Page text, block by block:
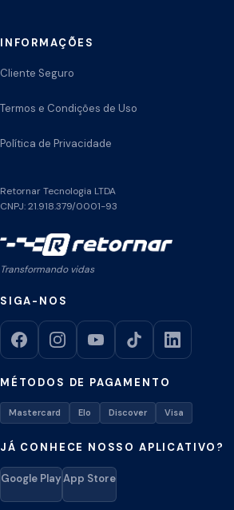
INFORMAÇÕES
Cliente Seguro
Termos e Condições de Uso
Política de Privacidade
Retornar Tecnologia LTDA
CNPJ: 21.918.379/0001-93
Transformando vidas
SIGA-NOS
MÉTODOS DE PAGAMENTO
Mastercard Elo Discover Visa
JÁ CONHECE NOSSO APLICATIVO?
Google PlayApp Store